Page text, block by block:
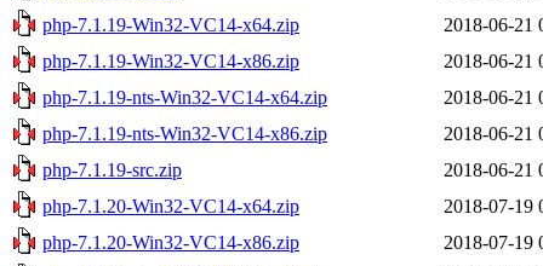
php-7.1.19-Win32-VC14-x64.zip
2018-06-21
php-7.1.19-Win32-VC14-x86.zip
2018-06-21
php-7.1.19-nts-Win32-VC14-x64.zip
2018-06-21
php-7.1.19-nts-Win32-VC14-x86.zip
2018-06-21
php-7.1.19-src.zip
2018-06-21
php-7.1.20-Win32-VC14-x64.zip
2018-07-19
php-7.1.20-Win32-VC14-x86.zip
2018-07-19